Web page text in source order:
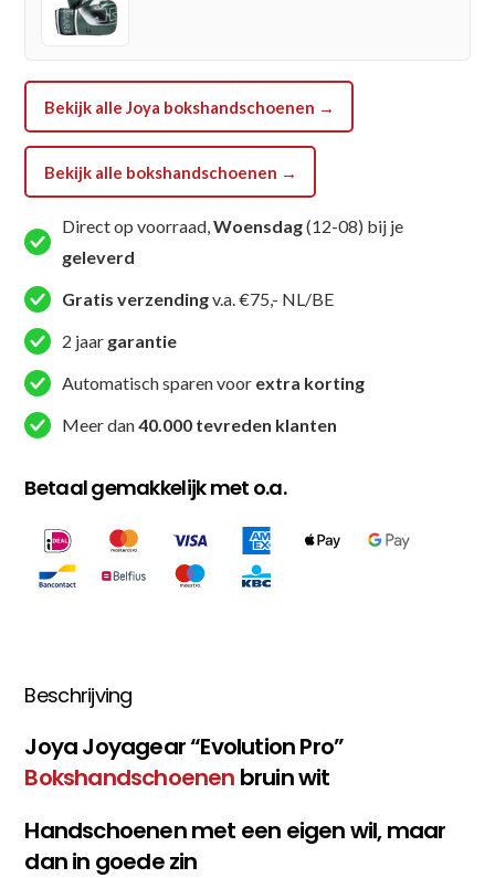
Bekijk alle Joya bokshandschoenen →
Bekijk alle bokshandschoenen →
Direct op voorraad,Woensdag(12-08) bij je
geleverd
Gratis verzendingv.a. €75,- NL/BE
2 jaar garantie
Automatisch sparen voor extra korting
Meer dan40.000 tevreden klanten
Betaal gemakkelijk met o.a.
Beschrijving
Joya Joyagear “Evolution Pro”
Bokshandschoenen bruin wit
Handschoenen met een eigen wil, maar
dan in goede zin